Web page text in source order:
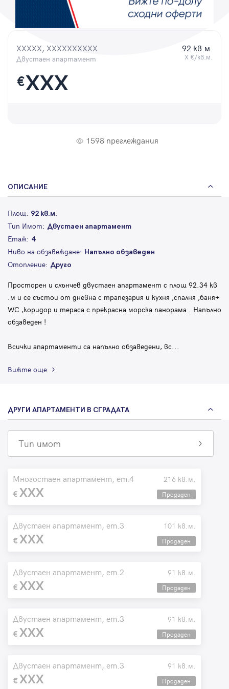
XXXXX, XXXXXXXXXX
Двустаен апартамент
92 кв.м.
X €/кв.м.
€XXX
1598 преглеждания
ОПИСАНИЕ
Площ: 92 кв.м.
Тип Имот: Двустаен апартамент
Етаж: 4
Ниво на обзавеждане: Напълно обзаведен
Отопление: Друго
Просторен и слънчев двустаен апартамент с площ 92.34 кв
.м и се състои от дневна с трапезария и кухня ,спалня ,баня+
WC ,коридор и тераса с прекрасна морска панорама . Напълно
обзаведен !
Всички апартаменти са напълно обзаведени, вс...
Вижте още
ДРУГИ АПАРТАМЕНТИ В СГРАДАТА
Тип имот
Многостаен апартамент, ет.4 216 кв.м.
XXX Продаден
Двустаен апартамент, ет.3 101 кв.м.
XXX Продаден
Двустаен апартамент, ет.2 91 кв.м.
XXX Продаден
Двустаен апартамент, ет.3 91 кв.м.
XXX Продаден
Двустаен апартамент, ет.3 91 кв.м.
XXX Продаден
Парола